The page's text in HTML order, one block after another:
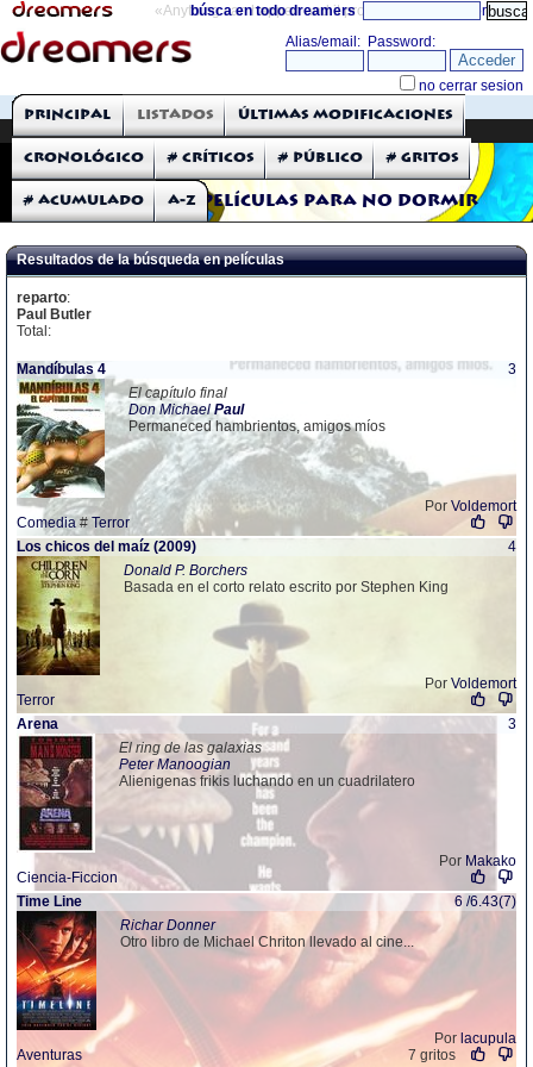
«Anything can happen and it probably will» directorio
búsca en todo dreamers
THE DREAMERS
Críticas: Películas
Películas para no dormir
Principal Listados Últimas modificaciones
Cronológico # Críticos # Público # Gritos
# Acumulado A-Z
Resultados de la búsqueda en películas
reparto:
Paul Butler
Total:
Mandíbulas 4
3
El capítulo final
Don MichaelPaul
Permaneced hambrientos, amigos míos
Por Voldemort
Comedia # Terror
Los chicos del maíz (2009)
4
Donald P. Borchers
Basada en el corto relato escrito por Stephen King
Por Voldemort
Terror
Arena
3
El ring de las galaxias
Peter Manoogian
Alienigenas frikis luchando en un cuadrilatero
Por Makako
Ciencia-Ficcion
Time Line
6 /6.43(7)
Richar Donner
Otro libro de Michael Chriton llevado al cine...
Por lacupula
Aventuras
7 gritos